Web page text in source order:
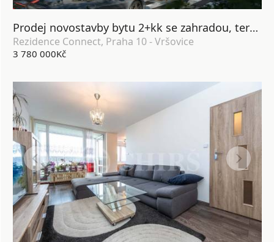
Prodej novostavby bytu 2+kk se zahradou, terasou, lodžií, sklepem a garážovým stáním, DV, 64 m2, Praha 10 - Vršovice
Rezidence Connect, Praha 10 - Vršovice
3 780 000Kč